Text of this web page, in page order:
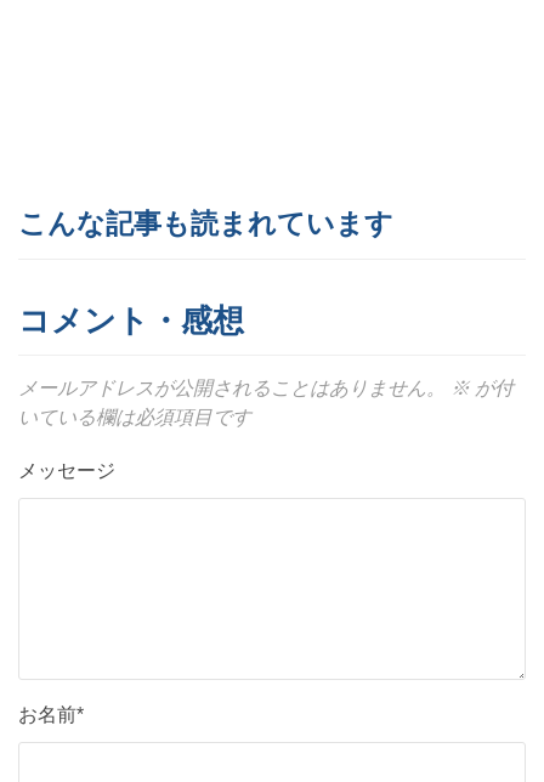
こんな記事も読まれています
コメント・感想
メールアドレスが公開されることはありません。 ※ が付
いている欄は必須項目です
メッセージ
お名前*